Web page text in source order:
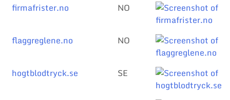
firmafrister.no NO
flaggreglene.no NO
hogtblodtryck.se SE